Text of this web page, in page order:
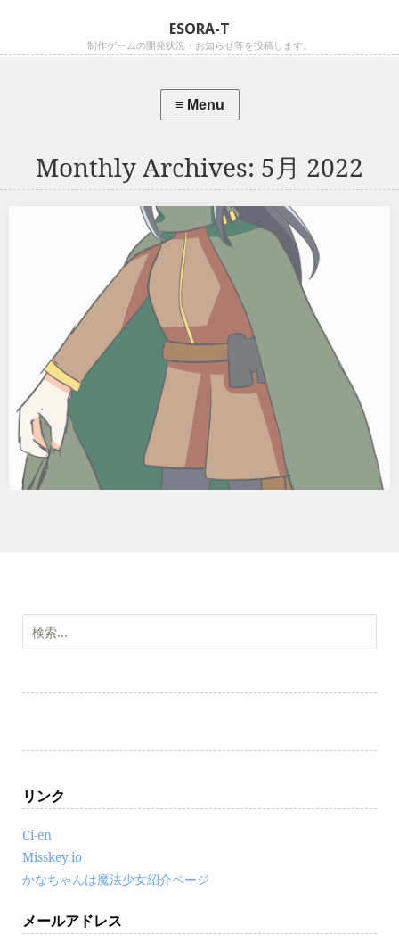
ESORA-T
制作ゲームの開発状況・お知らせ等を投稿します。
Monthly Archives: 5月 2022
【ロスラビ！進捗.7】職業紹介(4) スカウト
スカウト 次回作『ロスラビ！ ~仲間のロストを乗り越えて強く
なる3DダンジョンRPG~』の職業紹介シリーズ！第四弾は『スカウ
ト』。斥候です！ ※画像は開発中のものです。 パーティでの役割
よくあるRPGの役割で言うなら戦士と盗賊を合わせた感じになり
ます。・サポート ・宝箱の罠を解除 ・敵が隠れて…
索:
リンク
Ci-en
Misskey.io
かなちゃんは魔法少女紹介ページ
メールアドレス